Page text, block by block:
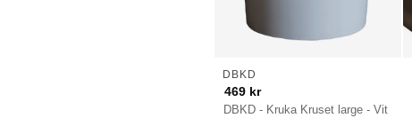
DBKD - Kruka Kruset large - Vit
DBKD
469 kr